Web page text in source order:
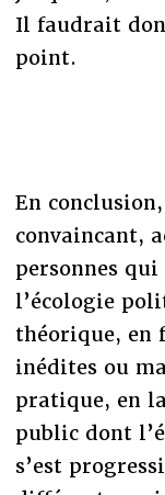
Il faudrait
point.
En
convaincant,
personnes
l’écologie
théorique, en
inédites ou
pratique, en
public dont
s’est